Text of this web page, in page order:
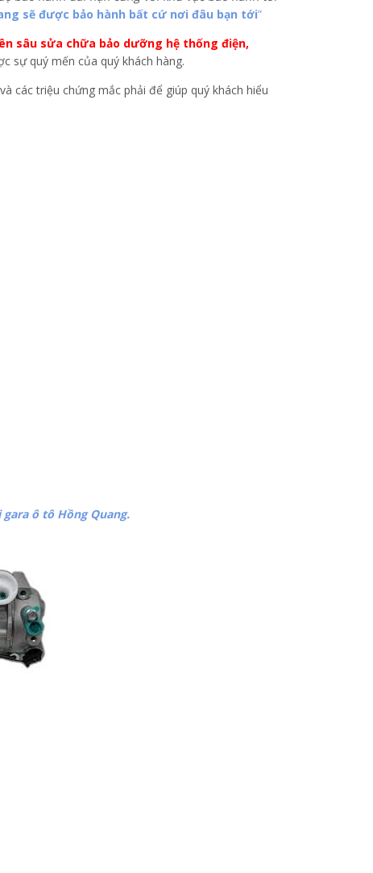
sẽ được bảo hành bất cứ nơi đâu bạn tới”
sâu sửa chữa bảo dưỡng hệ thống điện,
sự quý mến của quý khách hàng.
các triệu chứng mắc phải để giúp quý khách hiểu
gara ô tô Hồng Quang.